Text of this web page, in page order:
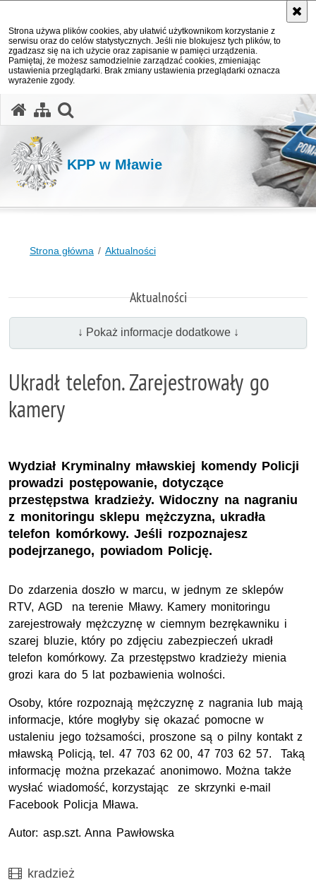
Strona używa plików cookies, aby ułatwić użytkownikom korzystanie z
serwisu oraz do celów statystycznych. Jeśli nie blokujesz tych plików, to
zgadzasz się na ich użycie oraz zapisanie w pamięci urządzenia.
Pamiętaj, że możesz samodzielnie zarządzać cookies, zmieniając
ustawienia przeglądarki. Brak zmiany ustawienia przeglądarki oznacza
wyrażenie zgody.
KPP w Mławie
Strona główna Aktualności
Aktualności
↓ Pokaż informacje dodatkowe ↓
Ukradł telefon. Zarejestrowały go
kamery
Wydział Kryminalny mławskiej komendy Policji
prowadzi postępowanie, dotyczące
przestępstwa kradzieży. Widoczny na nagraniu
z monitoringu sklepu mężczyzna, ukradła
telefon komórkowy. Jeśli rozpoznajesz
podejrzanego, powiadom Policję.
Do zdarzenia doszło w marcu, w jednym ze sklepów
RTV, AGD na terenie Mławy. Kamery monitoringu
zarejestrowały mężczyznę w ciemnym bezrękawniku i
szarej bluzie, który po zdjęciu zabezpieczeń ukradł
telefon komórkowy. Za przestępstwo kradzieży mienia
grozi kara do 5 lat pozbawienia wolności.
Osoby, które rozpoznają mężczyznę z nagrania lub mają
informacje, które mogłyby się okazać pomocne w
ustaleniu jego tożsamości, proszone są o pilny kontakt z
mławską Policją, tel. 47 703 62 00, 47 703 62 57. Taką
informację można przekazać anonimowo. Można także
wysłać wiadomość, korzystając ze skrzynki e-mail
Facebook Policja Mława.
Autor: asp.szt. Anna Pawłowska
Film
kradzież